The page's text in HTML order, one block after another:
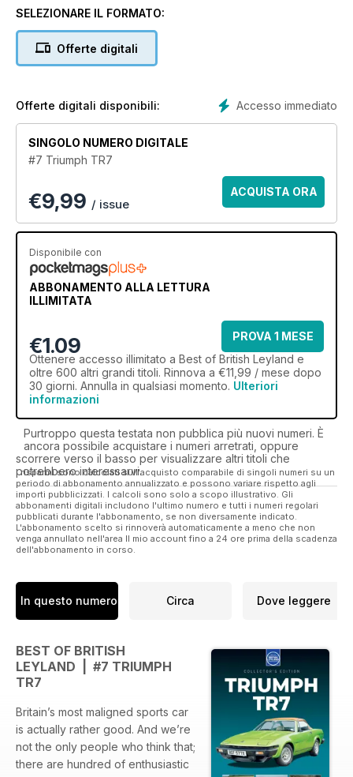
Leyland. Much maligned and often unloved, the British-built
remembered by enthusiasts to this day. A new quarterly car
magazine,Best of British Leyland
Jam-packed with features, news and buying information,
look just as great on your device as they do in print with a
Best of British Leyland
Sign up today to join fellow car enthusiasts with an
annual Best of British Leyland Magazine digital
magazine subscription - it’s the UK’s favourite for British
SELEZIONARE IL FORMATO:
Offerte digitali
Accesso immediato
Offerte digitali disponibili:
SINGOLO NUMERO DIGITALE
#7 Triumph TR7
€9,99 / issue
ACQUISTA ORA
Disponibile con
ABBONAMENTO ALLA LETTURA
ILLIMITATA
€1.09
PROVA 1 MESE
Ottenere accesso illimitato a Best of British Leyland e
oltre 600 altri grandi titoli. Rinnova a €11,99 / mese dopo
30 giorni. Annulla in qualsiasi momento. Ulteriori
informazioni
Purtroppo questa testata non pubblica più nuovi numeri. È
ancora possibile acquistare i numeri arretrati, oppure
scorrere verso il basso per visualizzare altri titoli che
potrebbero interessarvi.
I risparmi sono calcolati sull'acquisto comparabile di singoli numeri su un
periodo di abbonamento annualizzato e possono variare rispetto agli
importi pubblicizzati. I calcoli sono solo a scopo illustrativo. Gli
abbonamenti digitali includono l'ultimo numero e tutti i numeri regolari
pubblicati durante l'abbonamento, se non diversamente indicato.
L'abbonamento scelto si rinnoverà automaticamente a meno che non
venga annullato nell'area Il mio account fino a 24 ore prima della scadenza
dell'abbonamento in corso.
In questo numero Circa Dove leggere
BEST OF BRITISH
LEYLAND | #7 TRIUMPH
TR7
Britain’s most maligned sports car
is actually rather good. And we’re
not the only people who think that;
there are hundred of enthusiastic